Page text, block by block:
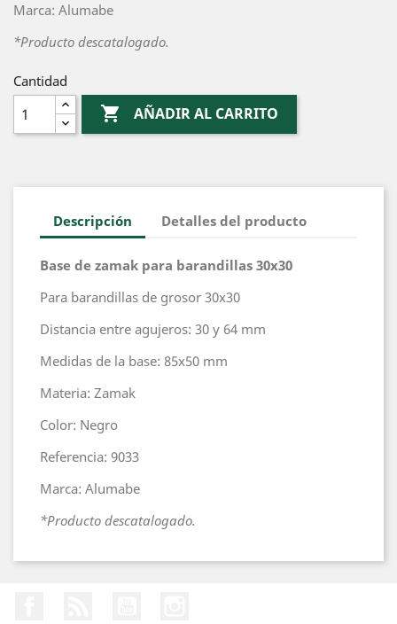
Marca: Alumabe
*Producto descatalogado.
Cantidad
 AÑADIR AL CARRITO
Descripción Detalles del producto
Base de zamak para barandillas 30x30
Para barandillas de grosor 30x30
Distancia entre agujeros: 30 y 64 mm
Medidas de la base: 85x50 mm
Materia: Zamak
Color: Negro
Referencia: 9033
Marca: Alumabe
*Producto descatalogado.